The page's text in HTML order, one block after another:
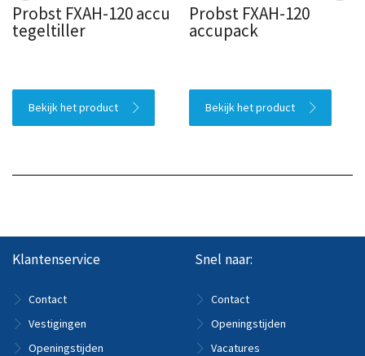
Probst FXAH-120 accu
tegeltiller
Bekijk het product
Probst FXAH-120
accupack
Bekijk het product
Klantenservice
Contact
Vestigingen
Openingstijden
Snel naar:
Contact
Openingstijden
Vacatures